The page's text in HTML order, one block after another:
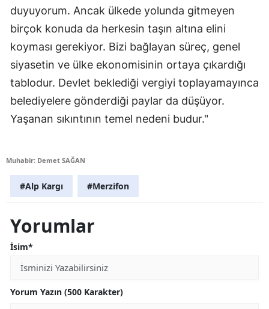
duyuyorum. Ancak ülkede yolunda gitmeyen
birçok konuda da herkesin taşın altına elini
koyması gerekiyor. Bizi bağlayan süreç, genel
siyasetin ve ülke ekonomisinin ortaya çıkardığı
tablodur. Devlet beklediği vergiyi toplayamayınca
belediyelere gönderdiği paylar da düşüyor.
Yaşanan sıkıntının temel nedeni budur."
Muhabir: Demet SAĞAN
#Alp Kargı #Merzifon
Yorumlar
İsim*
Yorum Yazın (500 Karakter)